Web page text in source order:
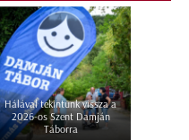
Hálával tekintünk vissza a
2026-os Szent Damján
Táborra